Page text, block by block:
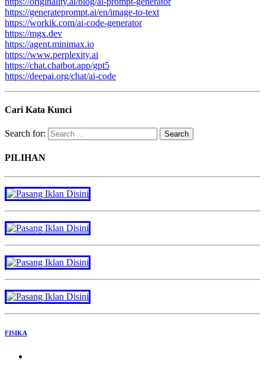
https://generateprompt.ai/en/image-to-text
https://workik.com/ai-code-generator
https://mgx.dev
https://agent.minimax.io
https://www.perplexity.ai
https://chat.chatbot.app/gpt5
https://deepai.org/chat/ai-code
Cari Kata Kunci
Search for:
PILIHAN
FISIKA